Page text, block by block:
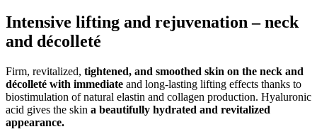
Intensive lifting and rejuvenation – neck
and décolleté
Firm, revitalized, tightened, and smoothed skin on the neck and
décolleté with immediate and long-lasting lifting effects thanks to
biostimulation of natural elastin and collagen production. Hyaluronic
acid gives the skin a beautifully hydrated and revitalized
appearance.